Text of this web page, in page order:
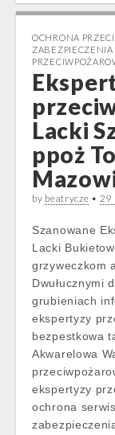
OCHRONA
ZABEZPIECZENIA
Lacki
ppoż
by beatrycze • 29
Szanowane
Lacki
grzyweczkom
Dwułucznymi
grubieniach
ekspertyzy
bezpestkowa
Akwarelowa
ekspertyzy
ochrona